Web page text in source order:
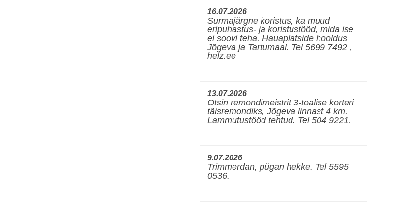
16.07.2026
Surmajärgne koristus, ka muud
eripuhastus- ja koristustööd, mida ise
ei soovi teha. Hauaplatside hooldus
Jõgeva ja Tartumaal. Tel 5699 7492 ,
helz.ee
13.07.2026
Otsin remondimeistrit 3-toalise korteri
täisremondiks, Jõgeva linnast 4 km.
Lammutustööd tehtud. Tel 504 9221.
9.07.2026
Trimmerdan, pügan hekke. Tel 5595
0536.